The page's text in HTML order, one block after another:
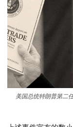
美国总统特朗普第二